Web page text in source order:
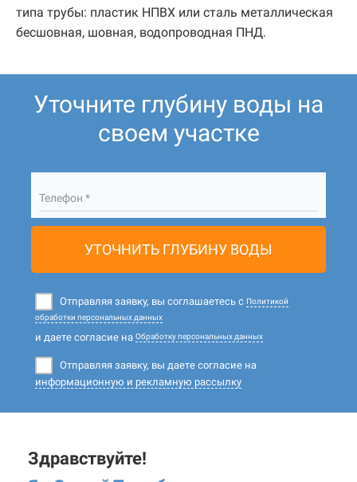
типа трубы: пластик НПВХ или сталь металлическая
бесшовная, шовная, водопроводная ПНД.
Уточните глубину воды на
своем участке
Телефон *
УТОЧНИТЬ ГЛУБИНУ ВОДЫ
Отправляя заявку, вы соглашаетесь с Политикой
обработки персональных данных
и даете согласие на Обработку персональных данных
Отправляя заявку, вы даете согласие на
информационную и рекламную рассылку
Здравствуйте!